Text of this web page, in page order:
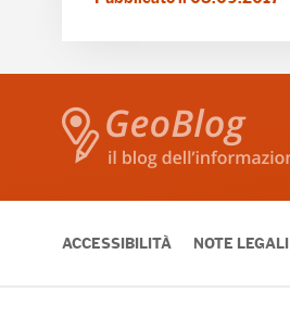
ACCESSIBILITÀ NOTE LEGALI